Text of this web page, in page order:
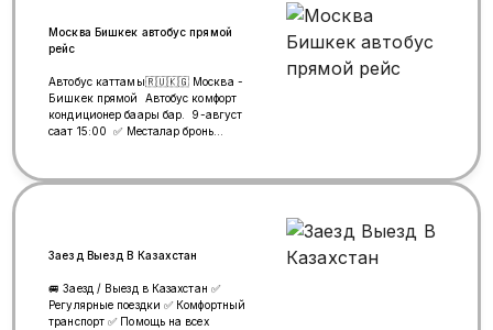
Москва Бишкек автобус прямой
рейс
Автобус каттамы🇷🇺🇰🇬 Москва -
Бишкек прямой Автобус комфорт
кондиционер баары бар. 9-август
саат 15:00 ✅ Месталар бронь
сатып алуу учун 👇 WhatsApp 996
Заезд Выезд В Казахстан
🚐 Заезд / Выезд в Казахстан ✅
Регулярные поездки ✅ Комфортный
транспорт ✅ Помощь на всех